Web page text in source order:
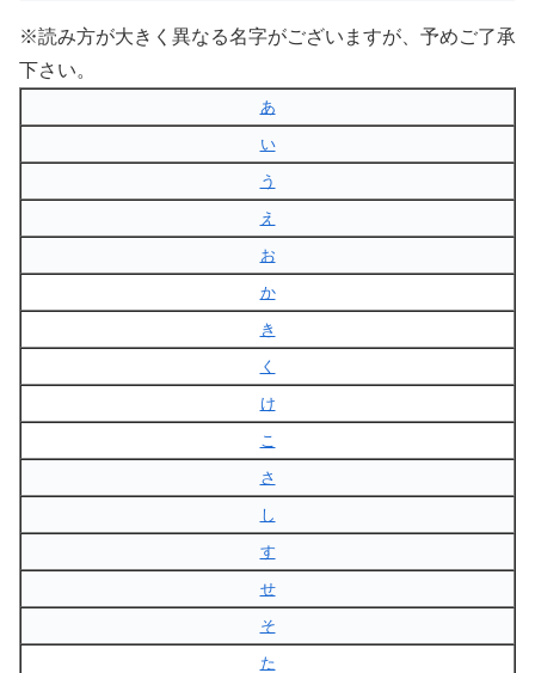
※読み方が大きく異なる名字がございますが、予めご了承
下さい。
あ
い
う
え
お
か
き
く
け
こ
さ
し
す
せ
そ
た